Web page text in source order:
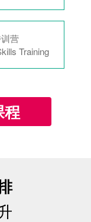
营
Training
程